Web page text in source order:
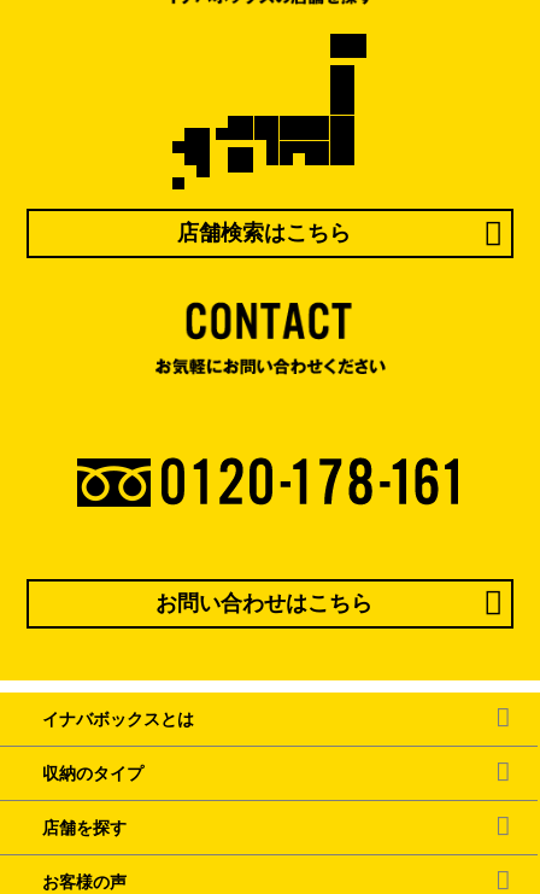
店舗検索はこちら
お問い合わせはこちら
イナバボックスとは
収納のタイプ
店舗を探す
お客様の声